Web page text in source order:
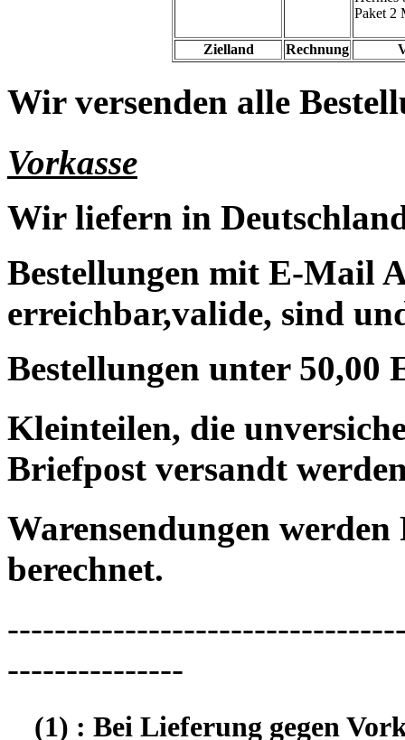
Zielland Rechnung
Paket 2
Wir versenden alle
Vorkasse
Wir liefern in
Bestellungen mit E-Mail
erreichbar,valide, sind
Bestellungen unter 50,00
Kleinteilen, die
Briefpost versandt
Warensendungen
berechnet.
---------------
(1) : Bei Lieferung gegen